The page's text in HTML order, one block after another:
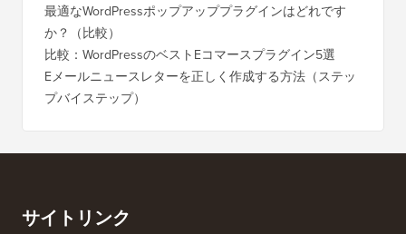
最適なWordPressポップアッププラグインはどれです
か？（比較）
比較：WordPressのベストEコマースプラグイン5選
Eメールニュースレターを正しく作成する方法（ステッ
プバイステップ）
サイトリンク